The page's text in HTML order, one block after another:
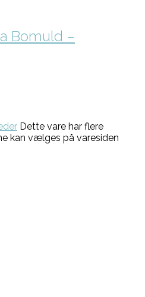
Bomuld –
Dette vare har flere
kan vælges på varesiden